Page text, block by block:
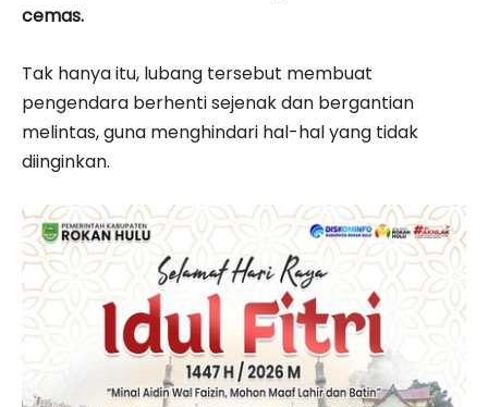
cemas.
Tak hanya itu, lubang tersebut membuat
pengendara berhenti sejenak dan bergantian
melintas, guna menghindari hal-hal yang tidak
diinginkan.